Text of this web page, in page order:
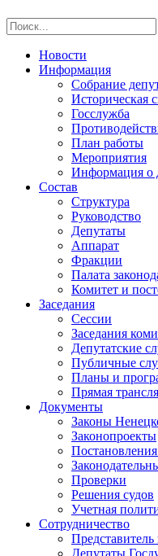
Новости
Информация
Собрание
Историческая
Госслужба
План работы
Мероприятия
Информация о
Состав
Структура
Руководство
Депутаты
Аппарат
Фракции
Палата
Комитет и
Заседания
Сессии
Заседания
Депутатские
Публичные
Планы и
Прямая
Документы
Законы
Законопроекты
Проверки
Решения судов
Учетная
Сотрудничество
Депутаты